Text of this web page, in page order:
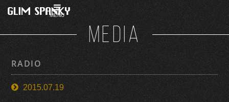
MENU
MEDIA
RADIO
2015.07.19